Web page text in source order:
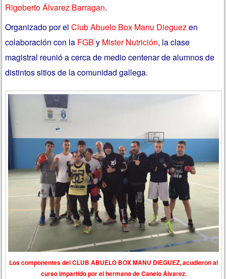
Rigoberto Álvarez Barragan.
Organizado por elClub Abuelo Box Manu Dieguezen
colaboración con la FGB y Mister Nutrición, la clase
magistral reunió a cerca de medio centenar de alumnos de
distintos sitios de la comunidad gallega.
Los componentes del CLUB ABUELO BOX MANU DIEGUEZ, acudieron al
curso impartido por el hermano de Canelo Álvarez.